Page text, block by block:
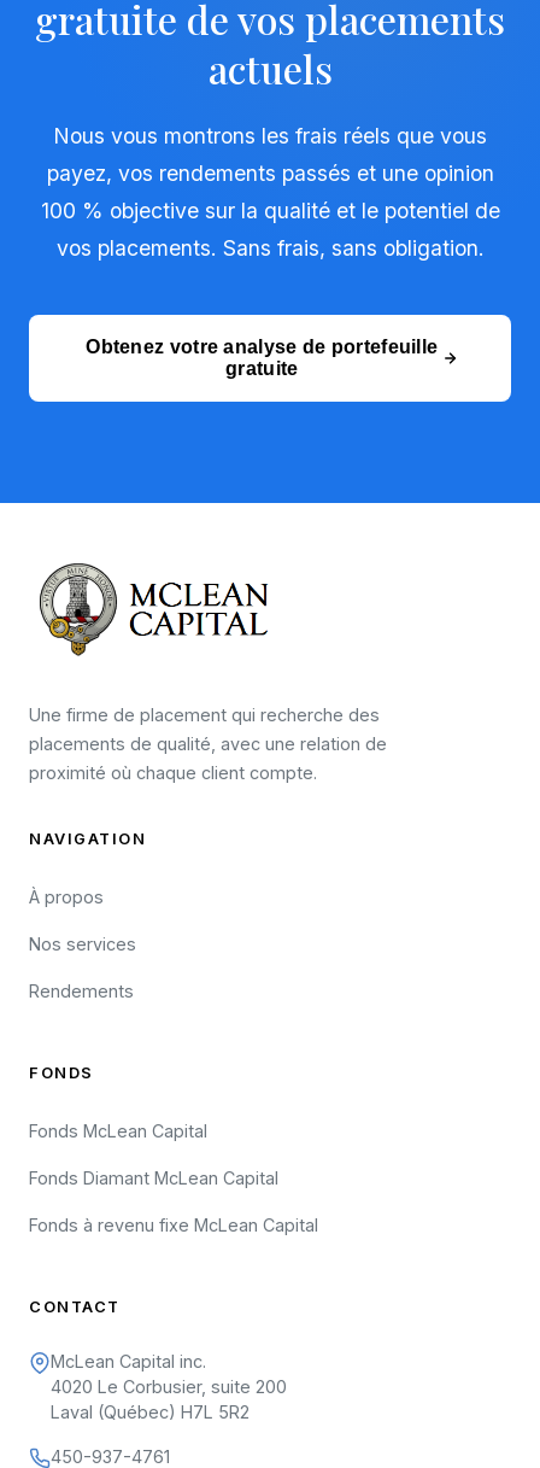
gratuite de vos placements
actuels
Nous vous montrons les frais réels que vous
payez, vos rendements passés et une opinion
100 % objective sur la qualité et le potentiel de
vos placements. Sans frais, sans obligation.
Obtenez votre analyse de portefeuille
gratuite
Une firme de placement qui recherche des
placements de qualité, avec une relation de
proximité où chaque client compte.
NAVIGATION
À propos
Nos services
Rendements
FONDS
Fonds McLean Capital
Fonds Diamant McLean Capital
Fonds à revenu fixe McLean Capital
CONTACT
McLean Capital inc.
4020 Le Corbusier, suite 200
Laval (Québec) H7L 5R2
450-937-4761